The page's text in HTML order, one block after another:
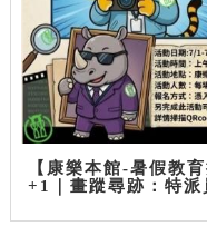
【康樂本館-暑假教
+1｜畫蹤尋跡：特派